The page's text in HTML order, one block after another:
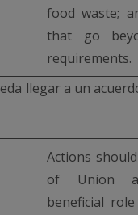
food waste;
that go
requirements.
llegar a un
Actions
of Union
beneficial